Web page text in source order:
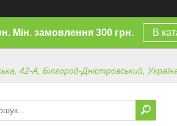
Мін. замовлення 300 грн. В
42-А, Білгород-Дністровський,